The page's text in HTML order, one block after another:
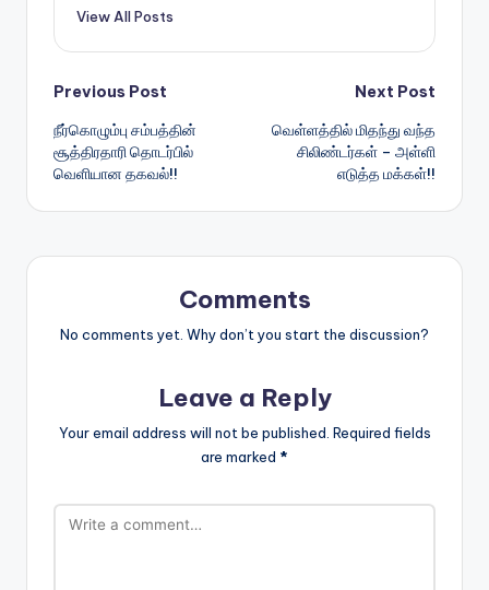
View All Posts
Post
navigation
Previous Post
நீர்கொழும்பு சம்பத்தின்
சூத்திரதாரி தொடர்பில்
வெளியான தகவல்!!
Next Post
வெள்ளத்தில் மிதந்து வந்த
சிலிண்டர்கள் – அள்ளி
எடுத்த மக்கள்!!
Comments
No comments yet. Why don’t you start the discussion?
Leave a Reply
Your email address will not be published. Required fields
are marked *